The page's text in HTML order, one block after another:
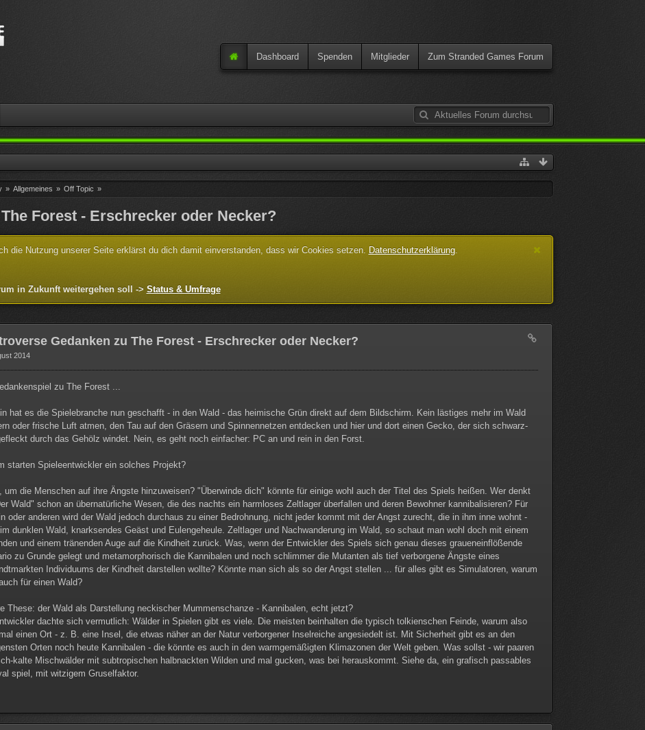
Dashboard Spenden Mitglieder Zum Stranded Games Forum
» Allgemeines » Off Topic »
Forest - Erschrecker oder Necker?
die Nutzung unserer Seite erklärst du dich damit einverstanden, dass wir Cookies setzen. Datenschutzerklärung.
in Zukunft weitergehen soll -> Status & Umfrage
Gedanken zu The Forest - Erschrecker oder Necker?
2014
zu The Forest ...
hat es die Spielebranche nun geschafft - in den Wald - das heimische Grün direkt auf dem Bildschirm. Kein lästiges mehr im Wald
oder frische Luft atmen, den Tau auf den Gräsern und Spinnennetzen entdecken und hier und dort einen Gecko, der sich schwarz-
durch das Gehölz windet. Nein, es geht noch einfacher: PC an und rein in den Forst.
starten Spieleentwickler ein solches Projekt?
um die Menschen auf ihre Ängste hinzuweisen? "Überwinde dich" könnte für einige wohl auch der Titel des Spiels heißen. Wer denkt
Wald" schon an übernatürliche Wesen, die des nachts ein harmloses Zeltlager überfallen und deren Bewohner kannibalisieren? Für
oder anderen wird der Wald jedoch durchaus zu einer Bedrohnung, nicht jeder kommt mit der Angst zurecht, die in ihm inne wohnt -
dunklen Wald, knarksendes Geäst und Eulengeheule. Zeltlager und Nachwanderung im Wald, so schaut man wohl doch mit einem
und einem tränenden Auge auf die Kindheit zurück. Was, wenn der Entwickler des Spiels sich genau dieses graueneinflößende
zu Grunde gelegt und metamorphorisch die Kannibalen und noch schlimmer die Mutanten als tief verborgene Ängste eines
Individuums der Kindheit darstellen wollte? Könnte man sich als so der Angst stellen ... für alles gibt es Simulatoren, warum
für einen Wald?
These: der Wald als Darstellung neckischer Mummenschanze - Kannibalen, echt jetzt?
dachte sich vermutlich: Wälder in Spielen gibt es viele. Die meisten beinhalten die typisch tolkienschen Feinde, warum also
einen Ort - z. B. eine Insel, die etwas näher an der Natur verborgener Inselreiche angesiedelt ist. Mit Sicherheit gibt es an den
Orten noch heute Kannibalen - die könnte es auch in den warmgemäßigten Klimazonen der Welt geben. Was sollst - wir paaren
kalte Mischwälder mit subtropischen halbnackten Wilden und mal gucken, was bei herauskommt. Siehe da, ein grafisch passables
spiel, mit witzigem Gruselfaktor.